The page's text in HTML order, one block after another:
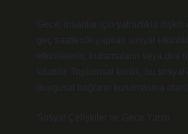
Gece, insanlar için yalnızlıkla
geç saatlerde yapılan sosyal
etkinliklerin, kutlamaların veya dini
kılabilir. Toplumsal kimlik, bu
duygusal bağların kurulmasına
Sosyal Çelişkiler ve Gece Yarısı